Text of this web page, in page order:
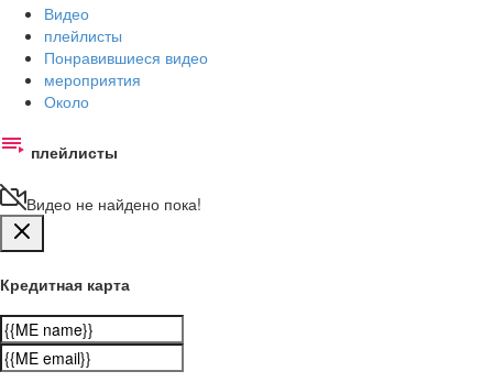
Видео
плейлисты
Понравившиеся видео
мероприятия
Около
плейлисты
Видео не найдено пока!
Кредитная карта